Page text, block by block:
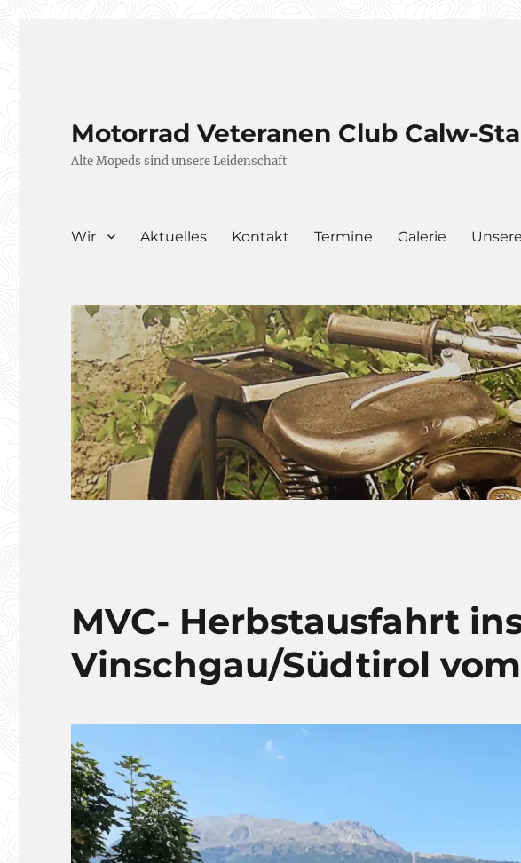
Motorrad Veteranen Club Calw-
Alte Mopeds sind unsere Leidenschaft
Wir Aktuelles Kontakt Termine Galerie
MVC- Herbstausfahrt
Vinschgau/Südtirol vom